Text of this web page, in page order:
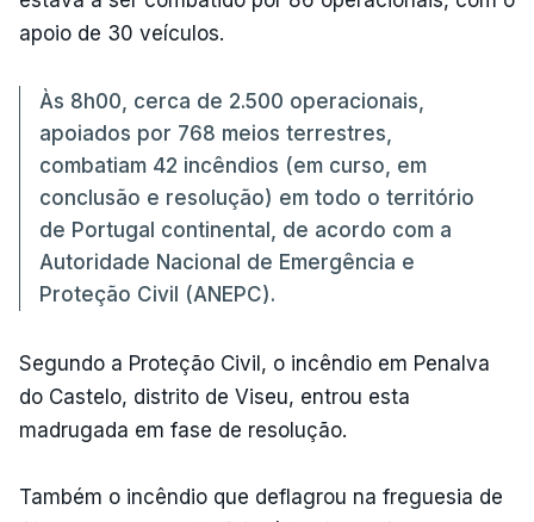
apoio de 30 veículos.
Às 8h00, cerca de 2.500 operacionais,
apoiados por 768 meios terrestres,
combatiam 42 incêndios (em curso, em
conclusão e resolução) em todo o território
de Portugal continental, de acordo com a
Autoridade Nacional de Emergência e
Proteção Civil (ANEPC).
Segundo a Proteção Civil, o incêndio em Penalva
do Castelo, distrito de Viseu, entrou esta
madrugada em fase de resolução.
Também o incêndio que deflagrou na freguesia de